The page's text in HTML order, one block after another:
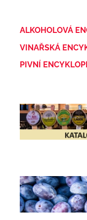
ALKOHOLOVÁ
VINAŘSKÁ
PIVNÍ